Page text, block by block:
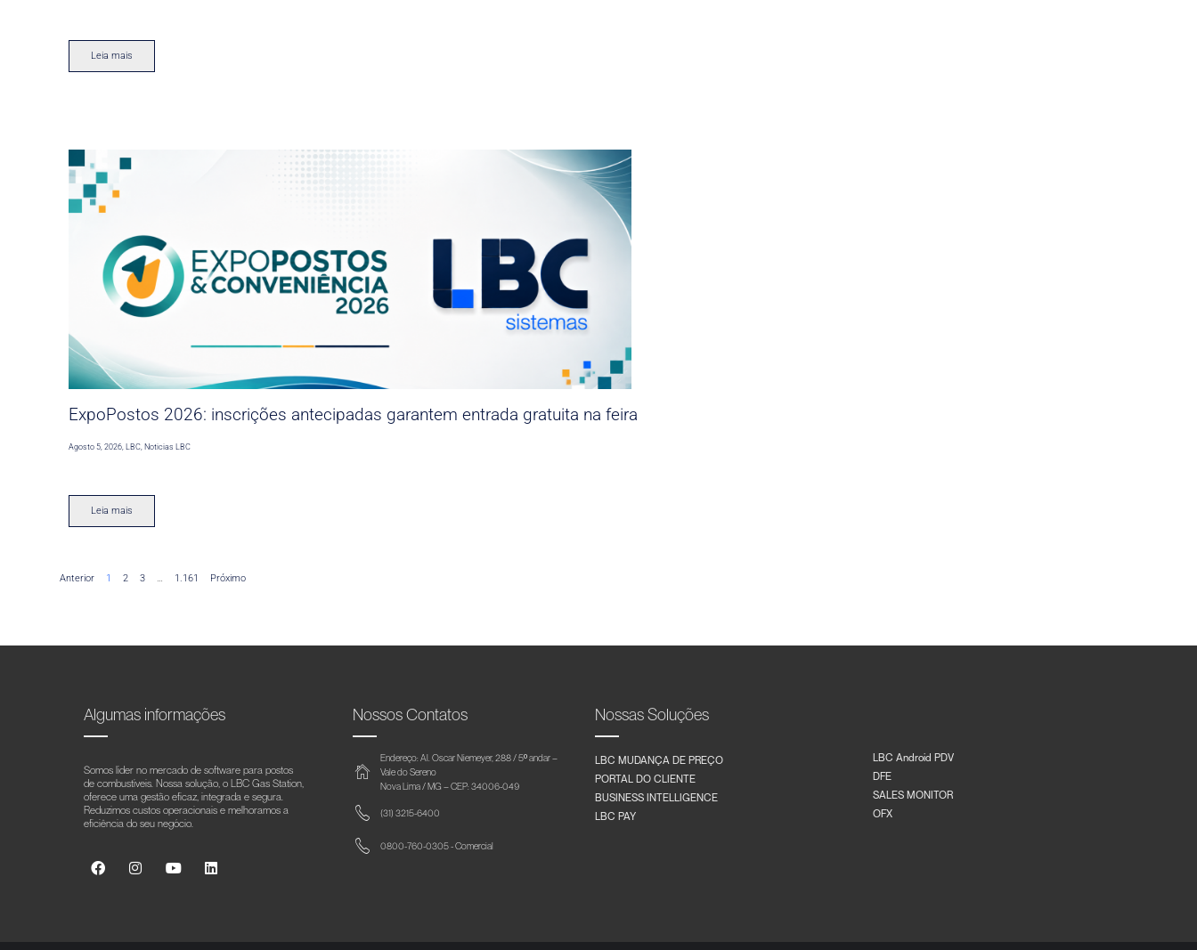
Leia mais
ExpoPostos 2026: inscrições antecipadas garantem entrada gratuita na feira
Agosto 5, 2026 ,LBC Noticias LBC
Leia mais
Anterior 1 2 3 … 1.161 Próximo
Algumas informações
Somos líder no mercado de software para postos
de combustíveis. Nossa solução, o LBC Gas Station,
oferece uma gestão eficaz, integrada e segura.
Reduzimos custos operacionais e melhoramos a
eficiência do seu negócio.
Nossos Contatos
Endereço: Al. Oscar Niemeyer, 288 / 5º andar –
Vale do Sereno
Nova Lima / MG – CEP: 34006-049
(31) 3215-6400
0800-760-0305 - Comercial
Nossas Soluções
LBC MUDANÇA DE PREÇO
PORTAL DO CLIENTE
BUSINESS INTELLIGENCE
LBC PAY
LBC Android PDV
DFE
SALES MONITOR
OFX